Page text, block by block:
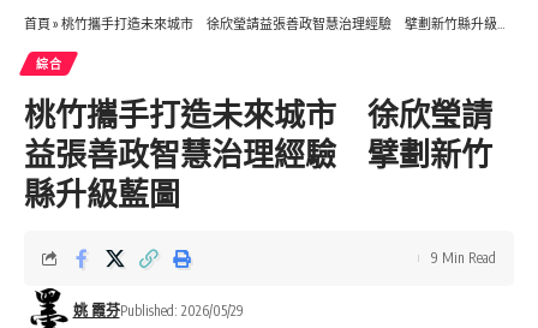
首頁 » 桃竹攜手打造未來城市 徐欣瑩請益張善政智慧治理經驗 擘劃新竹縣升級藍圖
綜合
桃竹攜手打造未來城市 徐欣瑩請
益張善政智慧治理經驗 擘劃新竹
縣升級藍圖
姚 霞芬Published: 2026/05/29
9 Min Read